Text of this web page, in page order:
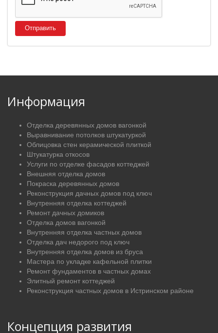
Отправить
Информация
Отделка деревянных домов вагонкой
Выравнивание потолков штукатуркой
Облицовка стен керамической плиткой
Штукатурка откосов
Услуги по отделке фасадов коттеджей
Внешняя отделка домов
Покраска деревянных домов
Реконструкция дачных домов под ключ
Внутренняя отделка коттеджей
Ремонт дачных домиков
Отделка домов вагонкой
Внутренняя отделка частных домов
Отделка дач недорого под ключ
Внутренняя отделка домов из бруса
Мастера по укладке кафельной плитки
Ремонт фундаментов в частных домах
Элитный ремонт коттеджей
Реконструкция частных домов в Истринском районе
Концепция развития